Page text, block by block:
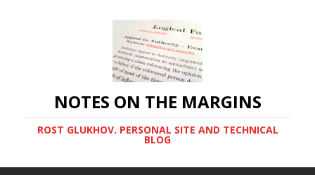
NOTES ON THE MARGINS
ROST GLUKHOV. PERSONAL SITE AND TECHNICAL
BLOG